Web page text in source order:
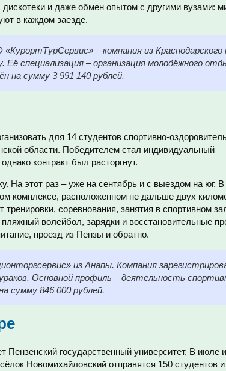
дискотеки и даже обмен опытом с другими вузами:
в каждом заезде.
– компания из Краснодарского
Её специализация – организация молодёжного
на сумму 3 991 140 рублей.
для 14 студентов спортивно-
области. Победителем стал индивидуальный
контракт был расторгнут.
На этот раз – уже на сентябрь и с выездом на юг.
комплексе, расположенном не дальше двух
соревнования, занятия в спортивном
волейбол, зарядки и восстановительные
проезд из Пензы и обратно.
из Анапы. Компания
Основной профиль – деятельность
сумму 846 000 рублей.
Пензенский государственный университет. В июле
Новомихайловский отправятся 150 студентов